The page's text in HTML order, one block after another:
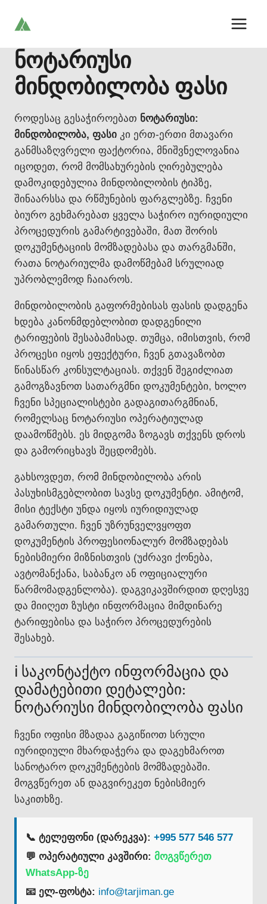
ნოტარიუსი
მინდობილობა ფასი
როდესაც გესაჭიროებათ ნოტარიუსი:
მინდობილობა, ფასი კი ერთ-ერთი მთავარი
განმსაზღვრელი ფაქტორია, მნიშვნელოვანია
იცოდეთ, რომ მომსახურების ღირებულება
დამოკიდებულია მინდობილობის ტიპზე,
შინაარსსა და რწმუნების ფარგლებზე. ჩვენი
ბიურო გეხმარებათ ყველა საჭირო იურიდიული
პროცედურის გამარტივებაში, მათ შორის
დოკუმენტაციის მომზადებასა და თარგმანში,
რათა ნოტარიულმა დამოწმებამ სრულიად
უპრობლემოდ ჩაიაროს.
მინდობილობის გაფორმებისას ფასის დადგენა
ხდება კანონმდებლობით დადგენილი
ტარიფების შესაბამისად. თუმცა, იმისთვის, რომ
პროცესი იყოს ეფექტური, ჩვენ გთავაზობთ
წინასწარ კონსულტაციას. თქვენ შეგიძლიათ
გამოგზავნოთ სათარგმნი დოკუმენტები, ხოლო
ჩვენი სპეციალისტები გადაგითარგმნიან,
რომელსაც ნოტარიუსი ოპერატიულად
დაამოწმებს. ეს მიდგომა ზოგავს თქვენს დროს
და გამორიცხავს შეცდომებს.
გახსოვდეთ, რომ მინდობილობა არის
პასუხისმგებლობით სავსე დოკუმენტი. ამიტომ,
მისი ტექსტი უნდა იყოს იურიდიულად
გამართული. ჩვენ უზრუნველვყოფთ
დოკუმენტის პროფესიონალურ მომზადებას
ნებისმიერი მიზნისთვის (უძრავი ქონება,
ავტომანქანა, საბანკო ან ოფიციალური
წარმომადგენლობა). დაგვიკავშირდით დღესვე
და მიიღეთ ზუსტი ინფორმაცია მიმდინარე
ტარიფებისა და საჭირო პროცედურების
შესახებ.
ℹ️ საკონტაქტო ინფორმაცია და
დამატებითი დეტალები:
ნოტარიუსი მინდობილობა ფასი
ჩვენი ოფისი მზადაა გაგიწიოთ სრული
იურიდიული მხარდაჭერა და დაგეხმაროთ
სანოტარო დოკუმენტების მომზადებაში.
მოგვწერეთ ან დაგვირეკეთ ნებისმიერ
საკითხზე.
📞 ტელეფონი (დარეკვა): +995 577 546 577
💬 ოპერატიული კავშირი: მოგვწერეთ
WhatsApp-ზე
📧 ელ-ფოსტა: info@tarjiman.ge